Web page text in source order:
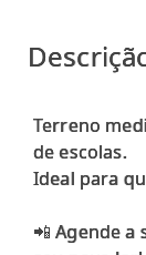
Terreno
de escolas.
Ideal para
📲 Agende a